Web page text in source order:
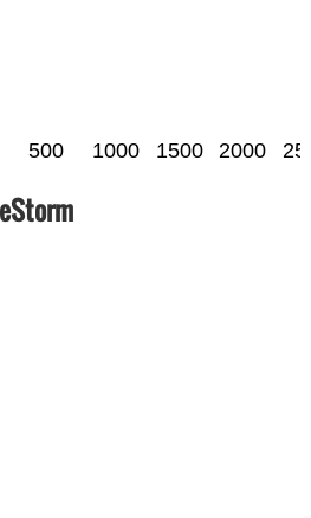
500 1000 1500 2000